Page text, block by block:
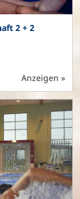
2 + 2
Anzeigen »